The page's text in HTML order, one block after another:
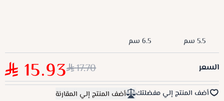
5.5 سم 6.5 سم
السعر 17.70
15.93
أضف المنتج إلي مفضلتك أضف المنتج إلي المقارنة